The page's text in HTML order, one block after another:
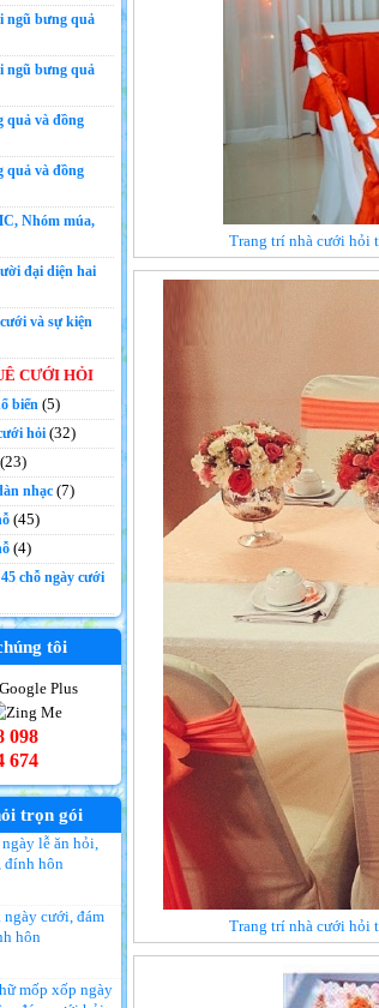
ngũ bưng quả
ngũ bưng quả
quả và đồng
quả và đồng
Nhóm múa,
đại diện hai
và sự kiện
CƯỚI HỎI
biến (5)
hỏi (32)
(23)
nhạc (7)
(45)
(4)
chỗ ngày cưới
tôi
098
674
trọn gói
lễ ăn hỏi,
đính hôn
ngày cưới, đám
hôn
mốp xốp ngày
Trang trí nhà cưới hỏi
Trang trí nhà cưới hỏi